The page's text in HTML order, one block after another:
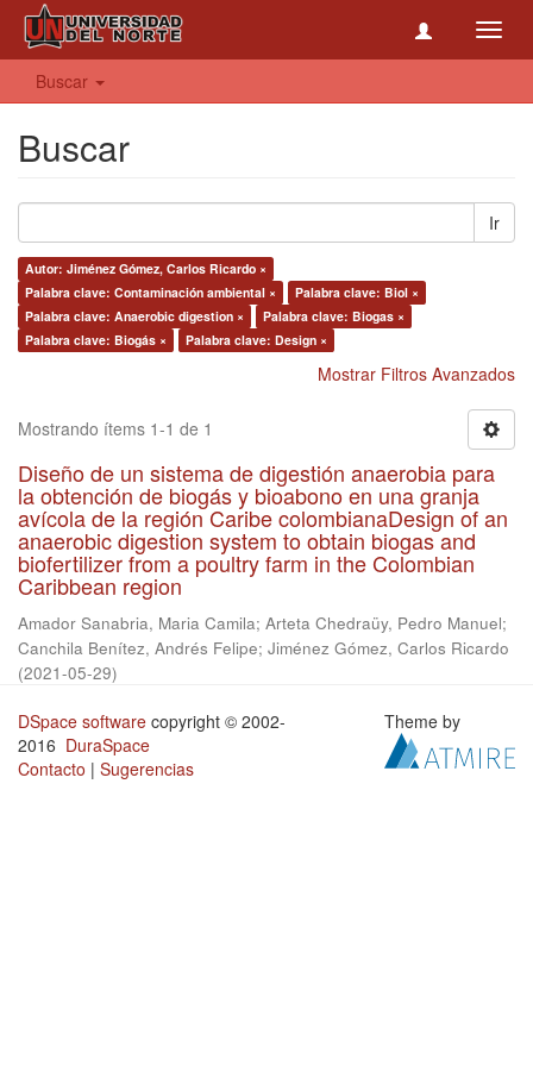
Buscar
Buscar
Ir
Autor: Jiménez Gómez, Carlos Ricardo ×
Palabra clave: Contaminación ambiental ×
Palabra clave: Biol ×
Palabra clave: Anaerobic digestion ×
Palabra clave: Biogas ×
Palabra clave: Biogás ×
Palabra clave: Design ×
Mostrar Filtros Avanzados
Mostrando ítems 1-1 de 1
Diseño de un sistema de digestión anaerobia para
la obtención de biogás y bioabono en una granja
avícola de la región Caribe colombianaDesign of an
anaerobic digestion system to obtain biogas and
biofertilizer from a poultry farm in the Colombian
Caribbean region
Amador Sanabria, Maria Camila; Arteta Chedraüy, Pedro Manuel;
Canchila Benítez, Andrés Felipe; Jiménez Gómez, Carlos Ricardo
(2021-05-29)
DSpace software copyright © 2002-
2016 DuraSpace
Contacto | Sugerencias
Theme by